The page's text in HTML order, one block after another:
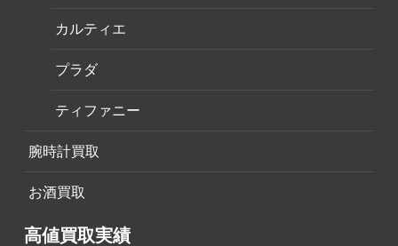
カルティエ
プラダ
ティファニー
腕時計買取
お酒買取
高値買取実績